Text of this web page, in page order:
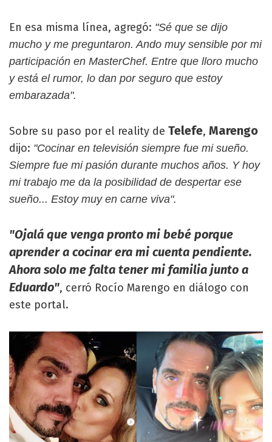
En esa misma línea, agregó: "Sé que se dijo
mucho y me preguntaron. Ando muy sensible por mi
participación en MasterChef. Entre que lloro mucho
y está el rumor, lo dan por seguro que estoy
embarazada".
Sobre su paso por el reality de Telefe, Marengo
dijo: "Cocinar en televisión siempre fue mi sueño.
Siempre fue mi pasión durante muchos años. Y hoy
mi trabajo me da la posibilidad de despertar ese
sueño... Estoy muy en carne viva".
"Ojalá que venga pronto mi bebé porque
aprender a cocinar era mi cuenta pendiente.
Ahora solo me falta tener mi familia junto a
Eduardo", cerró Rocío Marengo en diálogo con
este portal.